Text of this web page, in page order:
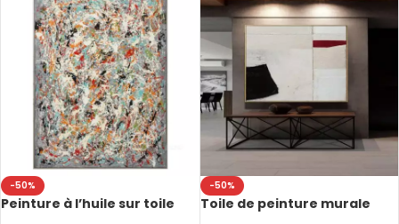
-50%
Peinture à l’huile sur toile
-50%
Toile de peinture murale